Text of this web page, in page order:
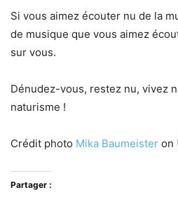
Si vous aimez écouter nu de la
de musique que vous aimez
sur vous.
Dénudez-vous, restez nu, vivez
naturisme !
Crédit photo Mika Baumeister on
Partager :